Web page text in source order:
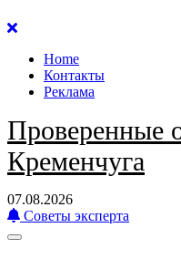
Перейти
содержанию
Home
Контакты
Реклама
Проверенные
Кременчуга
07.08.2026
Советы эксперта